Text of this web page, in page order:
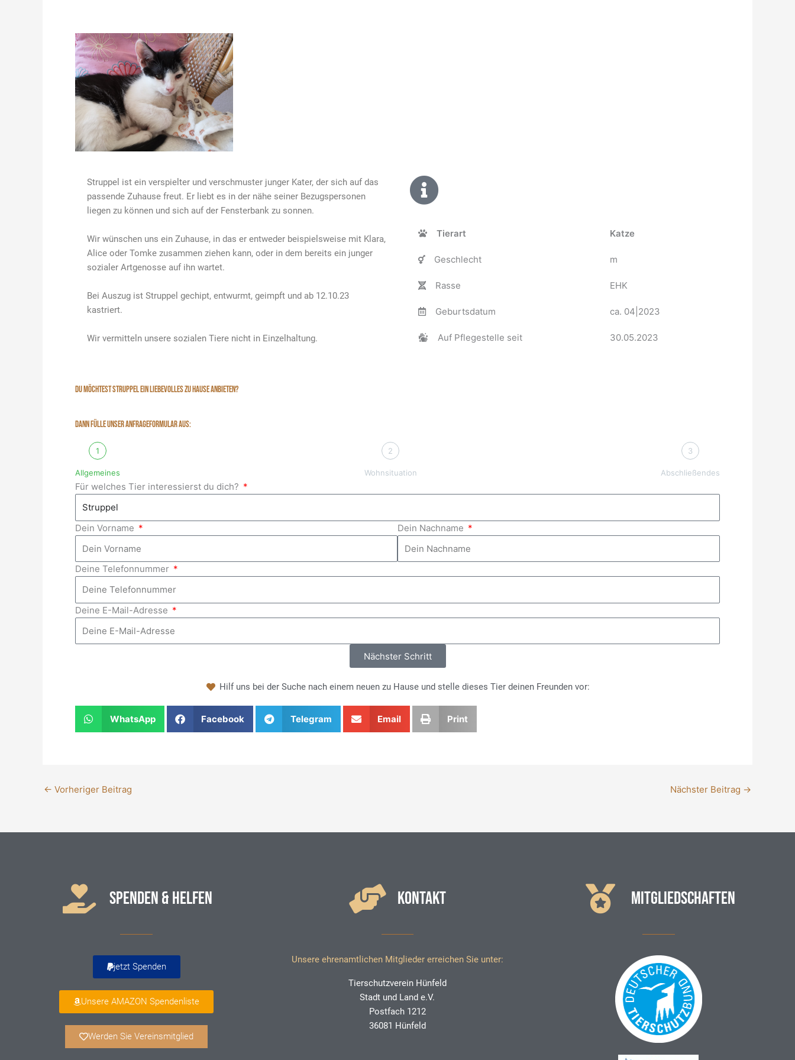
Struppel ist ein verspielter und verschmuster junger Kater, der sich auf das
passende Zuhause freut. Er liebt es in der nähe seiner Bezugspersonen
liegen zu können und sich auf der Fensterbank zu sonnen.
Wir wünschen uns ein Zuhause, in das er entweder beispielsweise mit Klara,
Alice oder Tomke zusammen ziehen kann, oder in dem bereits ein junger
sozialer Artgenosse auf ihn wartet.
Bei Auszug ist Struppel gechipt, entwurmt, geimpft und ab 12.10.23
kastriert.
Wir vermitteln unsere sozialen Tiere nicht in Einzelhaltung.
Tierart Katze
Geschlecht m
Rasse EHK
Geburtsdatum ca. 04|2023
Auf Pflegestelle seit 30.05.2023
DU MÖCHTEST STRUPPEL EIN LIEBEVOLLES ZU HAUSE ANBIETEN?
DANN FÜLLE UNSER ANFRAGEFORMULAR AUS:
1
Allgemeines
2
Wohnsituation
3
Abschließendes
Für welches Tier interessierst du dich?
Dein Vorname Dein Nachname
Deine Telefonnummer
Deine E-Mail-Adresse
Nächster Schritt
Hilf uns bei der Suche nach einem neuen zu Hause und stelle dieses Tier deinen Freunden vor:
WhatsApp Facebook Telegram Email Print
← Vorheriger Beitrag Nächster Beitrag →
SPENDEN & HELFEN
jetzt Spenden
Unsere AMAZON Spendenliste
Werden Sie Vereinsmitglied
KONTAKT
Unsere ehrenamtlichen Mitglieder erreichen Sie unter:
Tierschutzverein Hünfeld
Stadt und Land e.V.
Postfach 1212
36081 Hünfeld
MITGLIEDSCHAFTEN